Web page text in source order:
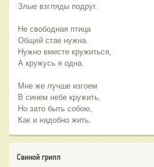
Злые взгляды подруг.
Не свободная птица
Общей стае нужна.
Нужно вместе кружиться,
А кружусь я одна.
Мне же лучше изгоем
В синем небе кружить,
Но зато быть собою,
Как и надобно жить.
Свиной грипп